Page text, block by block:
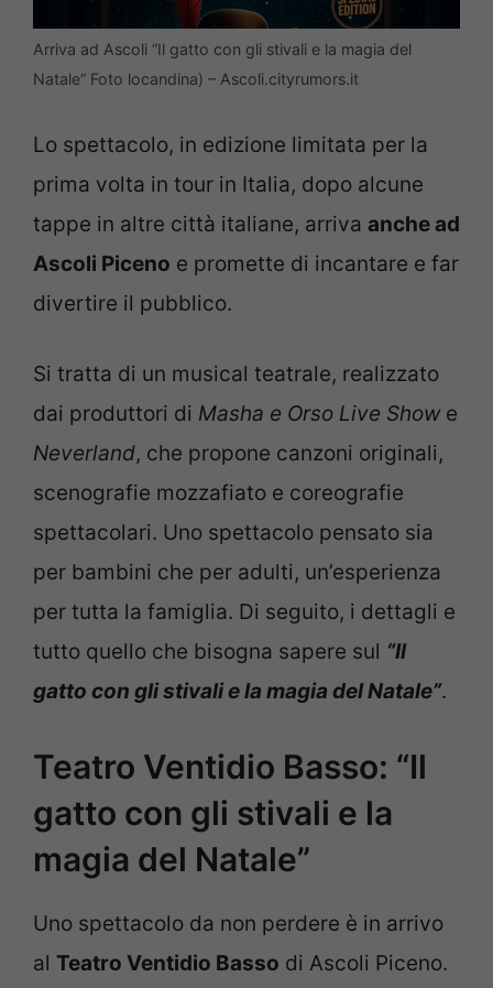
Arriva ad Ascoli “Il gatto con gli stivali e la magia del
Natale” Foto locandina) – Ascoli.cityrumors.it
Lo spettacolo, in edizione limitata per la
prima volta in tour in Italia, dopo alcune
tappe in altre città italiane, arriva anche ad
Ascoli Piceno e promette di incantare e far
divertire il pubblico.
Si tratta di un musical teatrale, realizzato
dai produttori di Masha e Orso Live Show e
Neverland, che propone canzoni originali,
scenografie mozzafiato e coreografie
spettacolari. Uno spettacolo pensato sia
per bambini che per adulti, un’esperienza
per tutta la famiglia. Di seguito, i dettagli e
tutto quello che bisogna sapere sul “Il
gatto con gli stivali e la magia del Natale”.
Teatro Ventidio Basso: “Il
gatto con gli stivali e la
magia del Natale”
Uno spettacolo da non perdere è in arrivo
al Teatro Ventidio Basso di Ascoli Piceno.